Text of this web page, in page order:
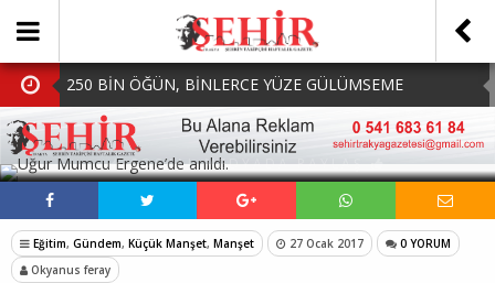
250 BİN ÖĞÜN, BİNLERCE YÜZE GÜLÜMSEME
BAŞKAN MÜGE YILDIZ TOPAK: ‘SOSYAL
BELEDİYECİLİKTE HİÇBİR HEMŞERİMİZİ YALNIZ
BIRAKMIYORUZ!’
MHP Çorlu İlçe Teşkilatında Yeni Dönem Başladı:
Mazbatalar Alındı
Dolu Vurdu, Büyükşehir Üreticiyi Yalnız Bırakmadı
SOFRALARDA BEREKETİ, GÖNÜLLERDE DAYANIŞMAYI
SOSYAL MEDYADA PAYLAŞ
Eğitim, Gündem, Küçük Manşet, Manşet 27 Ocak 2017
0 YORUM
Okyanus feray